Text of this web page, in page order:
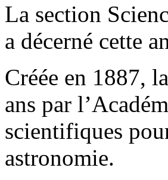
La section
a décerné cette
Créée en 1887,
ans par
scientifiques
astronomie.